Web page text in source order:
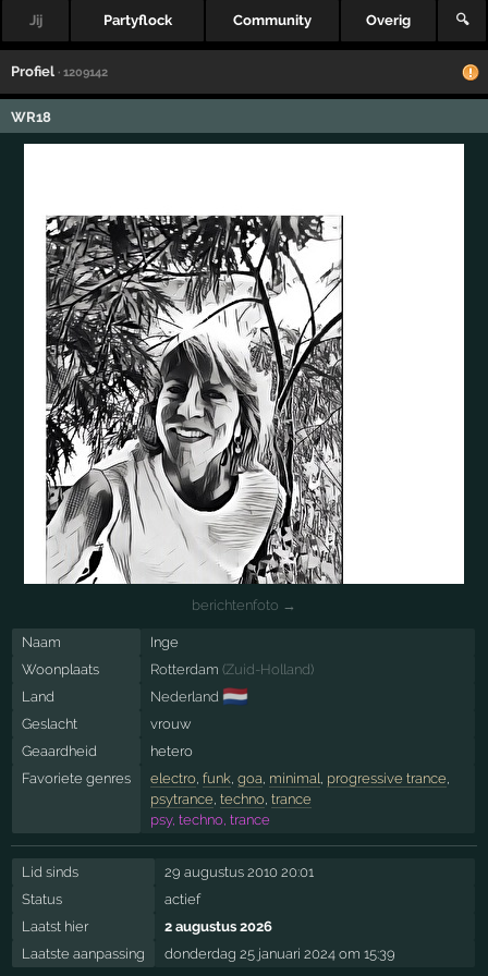
Jij Partyflock Community Overig 🔍
Profiel · 1209142
WR18
berichtenfoto →
Naam
Inge
Woonplaats
Rotterdam (Zuid-Holland)
Land
Nederland 🇳🇱
Geslacht
vrouw
Geaardheid
hetero
Favoriete genres
electro, funk, goa minimal progressive trance
psytrance techno, trance
psy, techno, trance
Lid sinds
29 augustus 2010 20:01
Status
actief
Laatst hier
2 augustus 2026
Laatste aanpassing
donderdag 25 januari 2024 om 15:39